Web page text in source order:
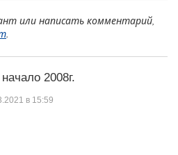
или написать комментарий,
.
2008г.
в 15:59